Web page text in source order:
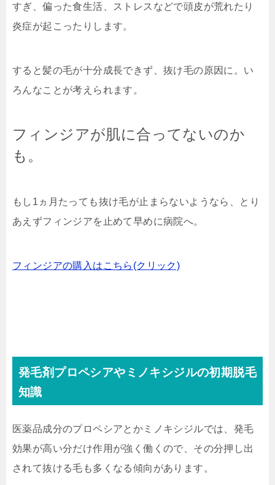
すぎ、偏った食生活、ストレスなどで頭皮が荒れたり
炎症が起こったりします。
すると髪の毛が十分成長できず、抜け毛の原因に。い
ろんなことが考えられます。
フィンジアが肌に合ってないのか
も。
もし1ヵ月たっても抜け毛が止まらないようなら、とり
あえずフィンジアを止めて早めに病院へ。
フィンジアの購入はこちら(クリック)
発毛剤プロペシアやミノキシジルの初期脱毛
知識
医薬品成分のプロペシアとかミノキシジルでは、発毛
効果が高い分だけ作用が強く働くので、その分押し出
されて抜ける毛も多くなる傾向があります。